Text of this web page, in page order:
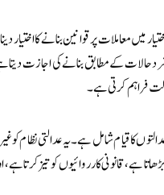
میں معاملات پر قوانین بنانے کا
حالات کے مطابق بنانے کی اجازت دیتا
فراہم کرتی ہے۔
کا قیام شامل ہے۔ یہ عدالتی نظام
ہے، قانونی کارروائیوں کو تیز کرتا ہے،